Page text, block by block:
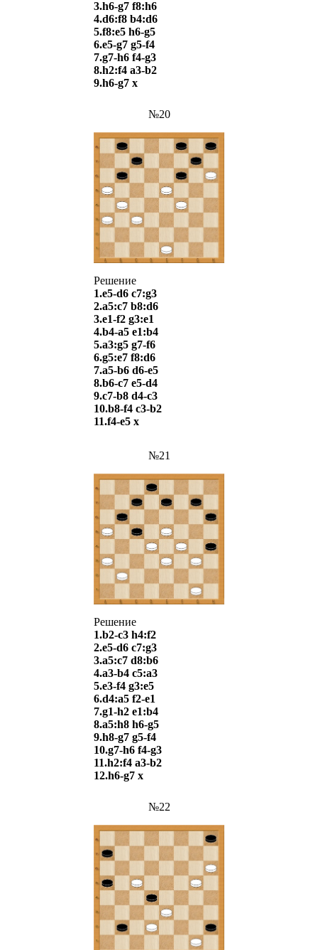
3.h6-g7 f8:h6
4.d6:f8 b4:d6
5.f8:e5 h6-g5
6.e5-g7 g5-f4
7.g7-h6 f4-g3
8.h2:f4 a3-b2
9.h6-g7 х
№20
Решение
1.e5-d6 c7:g3
2.a5:c7 b8:d6
3.e1-f2 g3:e1
4.b4-a5 e1:b4
5.a3:g5 g7-f6
6.g5:e7 f8:d6
7.a5-b6 d6-e5
8.b6-c7 e5-d4
9.c7-b8 d4-c3
10.b8-f4 c3-b2
11.f4-e5 х
№21
Решение
1.b2-c3 h4:f2
2.e5-d6 c7:g3
3.a5:c7 d8:b6
4.a3-b4 c5:a3
5.e3-f4 g3:e5
6.d4:a5 f2-e1
7.g1-h2 e1:b4
8.a5:h8 h6-g5
9.h8-g7 g5-f4
10.g7-h6 f4-g3
11.h2:f4 a3-b2
12.h6-g7 х
№22